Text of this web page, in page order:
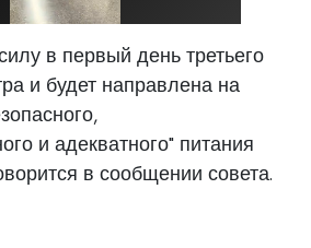
в первый день третьего
и будет направлена на
и адекватного" питания
в сообщении совета.